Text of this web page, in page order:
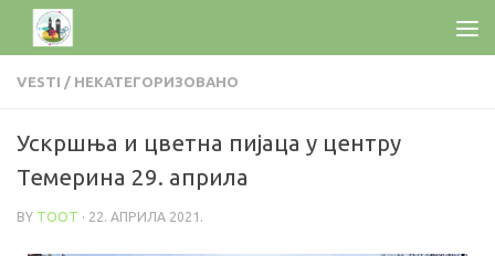
VESTI / НЕКАТЕГОРИЗОВАНО
Ускршња и цветна пијаца у центру
Темерина 29. априла
BY TOOT · 22. АПРИЛА 2021.